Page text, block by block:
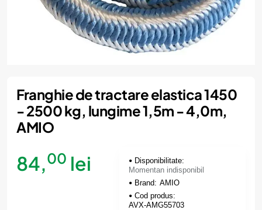
Momentan indisponibil
Franghie de tractare elastica 1450
- 2500 kg, lungime 1,5m - 4,0m,
AMIO
84,00 lei
Disponibilitate:
Momentan indisponibil
Brand: AMIO
Cod produs:
AVX-AMG55703